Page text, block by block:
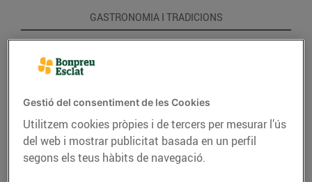
GASTRONOMIA I TRADICIONS
Gestió del consentiment de les Cookies
Utilitzem cookies pròpies i de tercers per mesurar l’ús
del web i mostrar publicitat basada en un perfil
segons els teus hàbits de navegació.